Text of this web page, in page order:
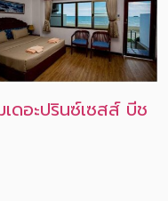
เดอะปรินซ์เซสส์ บีช